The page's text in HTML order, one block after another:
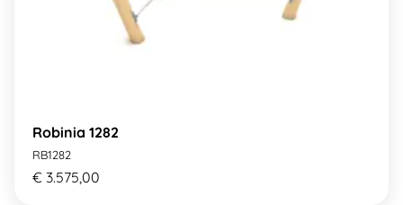
Robinia 1282
RB1282
€ 3.575,00